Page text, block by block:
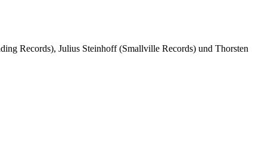
Records), Julius Steinhoff (Smallville Records) und Thorsten